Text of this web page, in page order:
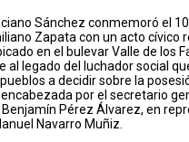
Sánchez conmemoró el
Zapata con un acto cívico
en el bulevar Valle de los
al legado del luchador social
a decidir sobre la
por el secretario
Pérez Álvarez, en
Navarro Muñiz.